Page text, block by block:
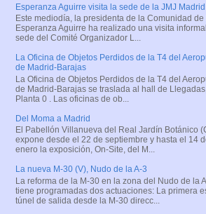
Esperanza Aguirre visita la sede de la JMJ
Este mediodía, la presidenta de la Comunidad de
Esperanza Aguirre ha realizado una visita
sede del Comité Organizador L...
La Oficina de Objetos Perdidos de la T4 del
de Madrid-Barajas
La Oficina de Objetos Perdidos de la T4 del
de Madrid-Barajas se traslada al hall de Llegadas,
Planta 0 . Las oficinas de ob...
Del Moma a Madrid
El Pabellón Villanueva del Real Jardín Botánico
expone desde el 22 de septiembre y hasta el 14
enero la exposición, On-Site, del M...
La nueva M-30 (V), Nudo de la A-3
La reforma de la M-30 en la zona del Nudo de la
tiene programadas dos actuaciones: La primera
túnel de salida desde la M-30 direcc...